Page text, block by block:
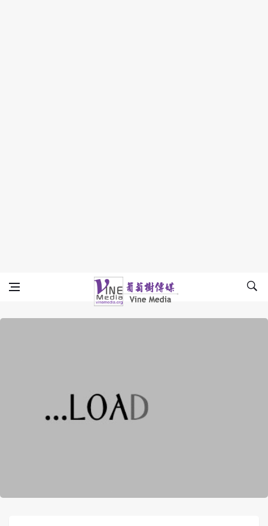
Vine Media
葡萄樹傳媒